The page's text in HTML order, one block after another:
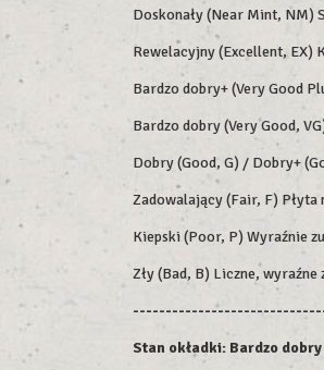
Doskonały (Near Mint, NM)
Rewelacyjny (Excellent, EX)
Bardzo dobry+ (Very Good
Bardzo dobry (Very Good,
Dobry (Good, G) / Dobry+
Zadowalający (Fair, F) Płyta
Kiepski (Poor, P) Wyraźnie
Zły (Bad, B) Liczne,
Stan okładki: Bardzo